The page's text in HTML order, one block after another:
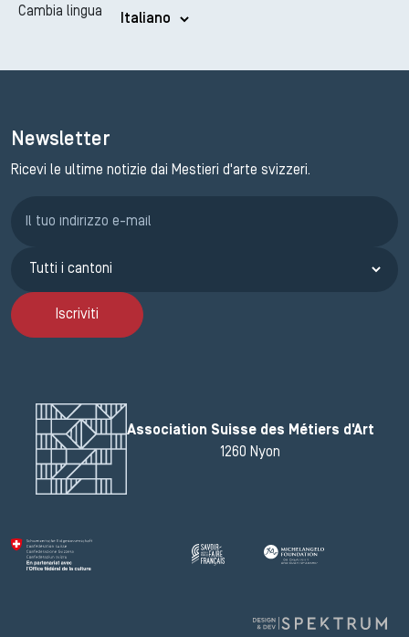
Cambia lingua
Newsletter
Ricevi le ultime notizie dai Mestieri d'arte svizzeri.
Iscriviti
Association Suisse des Métiers d'Art
1260 Nyon